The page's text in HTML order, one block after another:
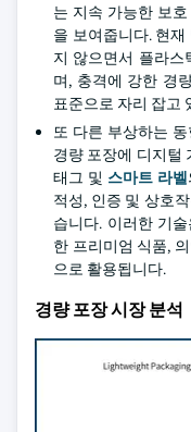
는 지속 가능한 보
을 보여줍니다. 현
지 않으면서 플라스
며, 충격에 강한 경
표준으로 자리 잡고
또 다른 부상하는
경량 포장에 디지털
태그 및 스마트 라벨
적성, 인증 및 상호
습니다. 이러한 기
한 프리미엄 식품,
으로 활용됩니다.
경량 포장 시장 분석